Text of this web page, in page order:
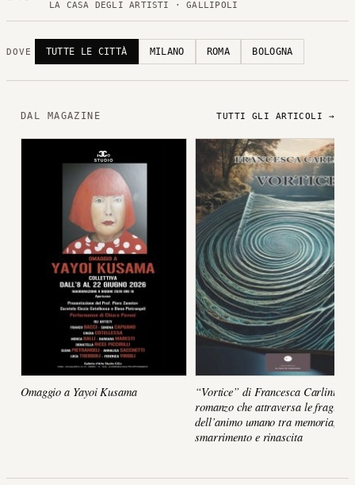
LA CASA DEGLI ARTISTI · GALLIPOLI
DOVE TUTTE LE CITTÀ MILANO ROMA BOLOGNA
DAL MAGAZINE TUTTI GLI ARTICOLI →
Omaggio a Yayoi Kusama
“Vortice” di Francesca Carlini, un
romanzo che attraversa le fragilità
dell’animo umano tra memoria,
smarrimento e rinascita